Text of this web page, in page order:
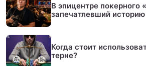
В эпицентре покерного
запечатлевший историю
Когда стоит
терне?